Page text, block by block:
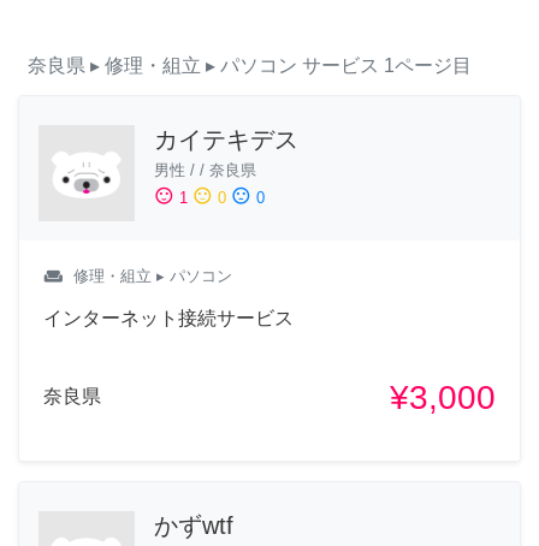
奈良県 ▸ 修理・組立 ▸ パソコン サービス 1ページ目
カイテキデス
男性 / / 奈良県
sentiment_satisfied 1 sentiment_neutral 0 sentiment_dissatisfied 0
weekend 修理・組立 ▸ パソコン
インターネット接続サービス
奈良県 ¥3,000
かずwtf